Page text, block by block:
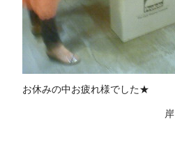
お休みの中お疲れ様でした★
岸